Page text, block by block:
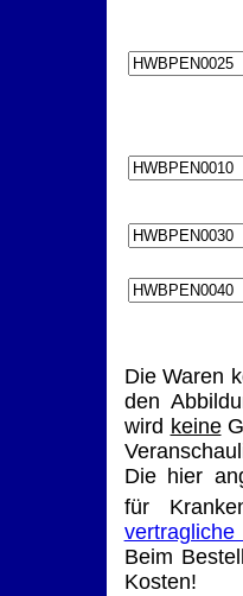
Die Waren
den
wird keine
Die hier
für
Beim
Kosten!